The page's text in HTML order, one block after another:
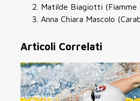
Matilde Biagiotti (Fiamme
Anna Chiara Mascolo
Articoli Correlati